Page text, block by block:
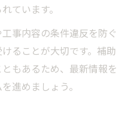
ています。
事内容の条件違反を防ぐ
ることが大切です。補助
もあるため、最新情報を
進めましょう。